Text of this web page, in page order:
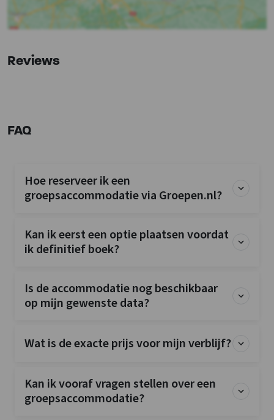
Bushalte: 0.5km
: 5km
Halte skibus
Oven
Vriezer
Slaapkamer
Bedden: 16
Overige
Wintersport
Wellness
Binnenzwembad (op terrein)
Kinderstoel: 0
Reviews
FAQ
Hoe reserveer ik een
groepsaccommodatie via Groepen.nl?
Kan ik eerst een optie plaatsen voordat
ik definitief boek?
Is de accommodatie nog beschikbaar
op mijn gewenste data?
Wat is de exacte prijs voor mijn verblijf?
Kan ik vooraf vragen stellen over een
groepsaccommodatie?